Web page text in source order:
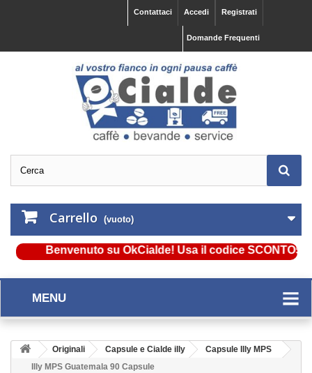
Registrati
Accedi
Contattaci
Domande Frequenti
Carrello (vuoto)
Benvenuto su OkCialde! Usa il codice SCONTO5
MENU
Originali Capsule e Cialde illy
Capsule Illy MPS
Illy MPS Guatemala 90 Capsule